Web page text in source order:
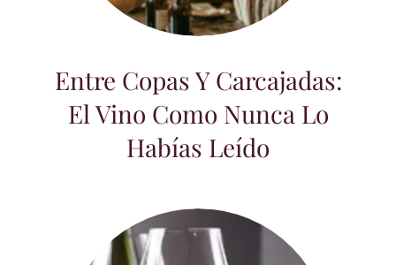
Entre copas y carcajadas: el vino como
nunca lo habías leído
El Vino Como Nunca Lo
Habías Leído